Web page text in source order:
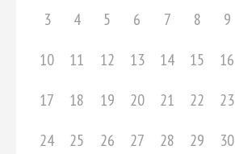
3
4 5 6 7 8
9
10
11 12 13 14 15
16
17
18 19 20 21 22
23
24
25 26 27 28 29
30